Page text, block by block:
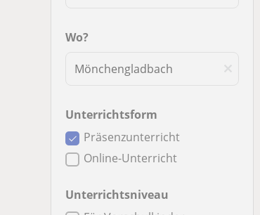
Wo?
Unterrichtsform
Präsenzunterricht
Online-Unterricht
Unterrichtsniveau